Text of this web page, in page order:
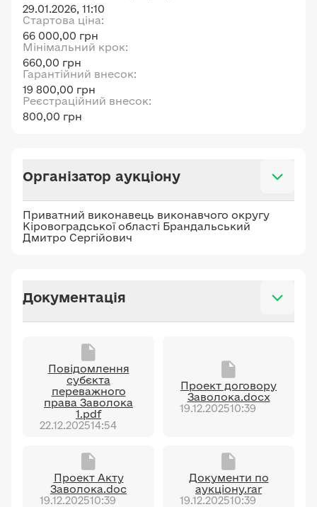
29.01.2026, 11:10
Стартова ціна:
66 000,00 грн
Мінімальний крок:
660,00 грн
Гарантійний внесок:
19 800,00 грн
Реєстраційний внесок:
800,00 грн
Організатор аукціону
Приватний виконавець виконавчого округу
Кіровоградської області Брандальський
Дмитро Сергійович
Документація
Повідомлення
субєкта
переважного
права Заволока
1.pdf
22.12.202514:54
Проект договору
Заволока.docx
19.12.202510:39
Проект Акту
Заволока.doc
19.12.202510:39
Документи по
аукціону.rar
19.12.202510:39